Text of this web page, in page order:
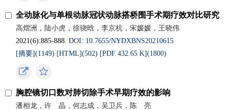
全动脉化与单根动脉冠状动脉搭桥围手术期疗效对比研究
高熠洲，陆小虎，徐骁晗，李京杭，宋媛媛，王晓伟
2021(6):885-888.DOI: 10.7655/NYDXBNS20210615
[摘要](1149) [HTML](502) [PDF 432.65 K](1800)
胸腔镜切口数对肺切除手术早期疗效的影响
潘相龙，许 晶，何志成，吴卫兵，陈 亮